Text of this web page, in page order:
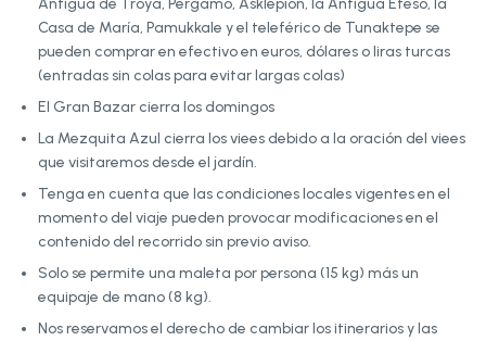
Casa de María, Pamukkale y el teleférico de Tunaktepe se
pueden comprar en efectivo en euros, dólares o liras turcas
(entradas sin colas para evitar largas colas)
El Gran Bazar cierra los domingos
La Mezquita Azul cierra los viees debido a la oración del viees
que visitaremos desde el jardín.
Tenga en cuenta que las condiciones locales vigentes en el
momento del viaje pueden provocar modificaciones en el
contenido del recorrido sin previo aviso.
Solo se permite una maleta por persona (15 kg) más un
equipaje de mano (8 kg).
Nos reservamos el derecho de cambiar los itinerarios y las